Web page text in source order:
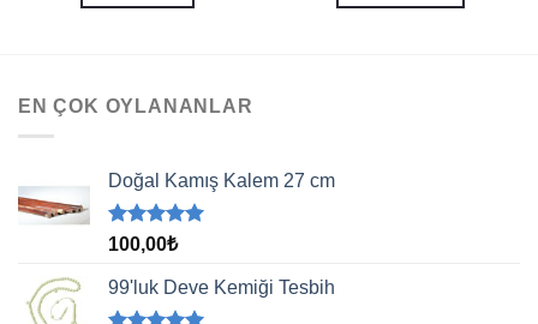
EN ÇOK OYLANANLAR
Doğal Kamış Kalem 27 cm
5 üzerinden
aldı
100,00₺
99'luk Deve Kemiği Tesbih